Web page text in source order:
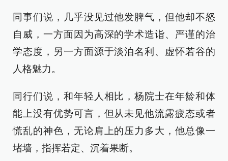
同事们说，几乎没见过他发脾气，但他却不怒
自威，一方面因为高深的学术造诣、严谨的治
学态度，另一方面源于淡泊名利、虚怀若谷的
人格魅力。
同行们说，和年轻人相比，杨院士在年龄和体
能上没有优势可言，但从未见他流露疲态或者
慌乱的神色，无论肩上的压力多大，他总像一
堵墙，指挥若定、沉着果断。